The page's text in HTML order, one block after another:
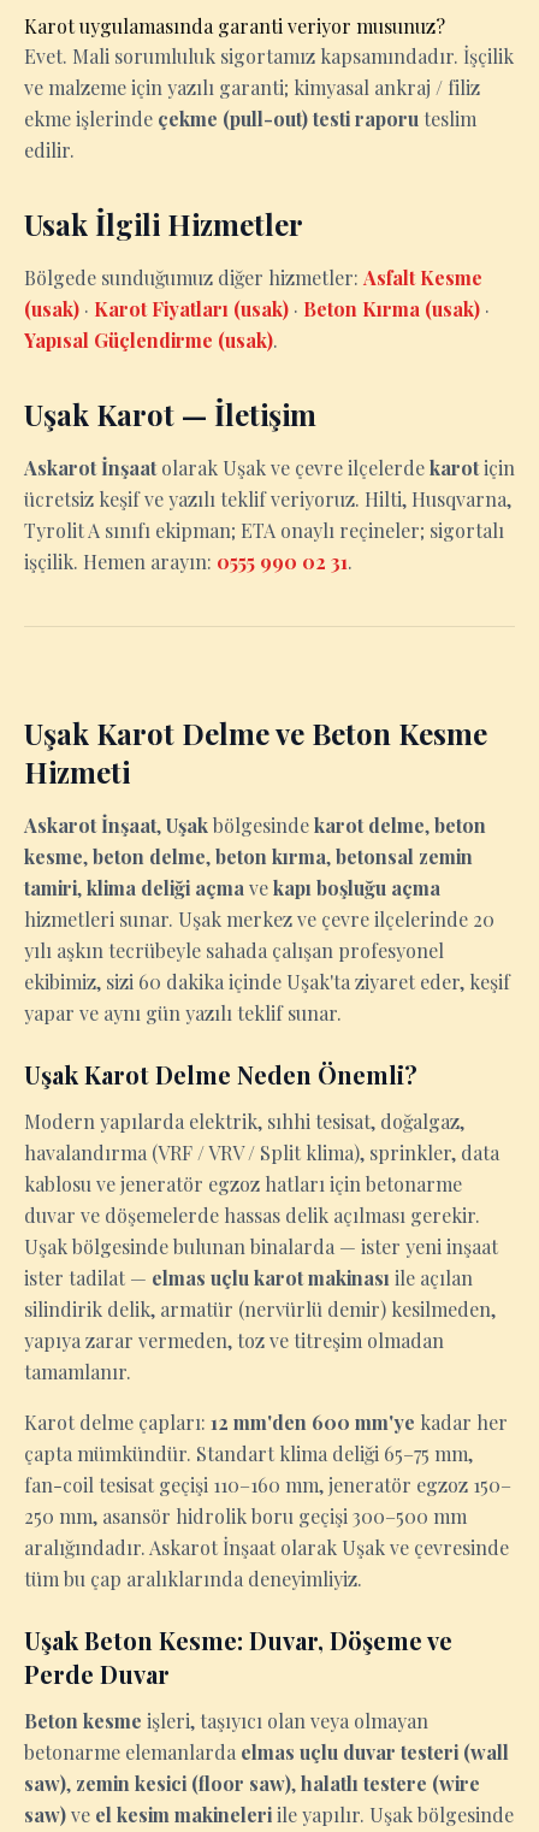
Karot uygulamasında garanti veriyor musunuz?
Evet. Mali sorumluluk sigortamız kapsamındadır. İşçilik
ve malzeme için yazılı garanti; kimyasal ankraj / filiz
ekme işlerinde çekme (pull-out) testi raporu teslim
edilir.
Usak İlgili Hizmetler
Bölgede sunduğumuz diğer hizmetler: Asfalt Kesme
(usak) · Karot Fiyatları (usak) · Beton Kırma (usak) ·
Yapısal Güçlendirme (usak).
Uşak Karot — İletişim
Askarot İnşaatolarak Uşak ve çevre ilçelerdekarotiçin
ücretsiz keşif ve yazılı teklif veriyoruz. Hilti, Husqvarna,
Tyrolit A sınıfı ekipman; ETA onaylı reçineler; sigortalı
işçilik. Hemen arayın: 0555 990 02 31.
Uşak Karot Delme ve Beton Kesme
Hizmeti
Askarot İnşaat,Uşakbölgesindekarot delme,beton
kesme,beton delme,beton kırma,betonsal zemin
tamiri,klima deliği açma vekapı boşluğu açma
hizmetleri sunar. Uşak merkez ve çevre ilçelerinde 20
yılı aşkın tecrübeyle sahada çalışan profesyonel
ekibimiz, sizi 60 dakika içinde Uşak'ta ziyaret eder, keşif
yapar ve aynı gün yazılı teklif sunar.
Uşak Karot Delme Neden Önemli?
Modern yapılarda elektrik, sıhhi tesisat, doğalgaz,
havalandırma (VRF / VRV / Split klima), sprinkler, data
kablosu ve jeneratör egzoz hatları için betonarme
duvar ve döşemelerde hassas delik açılması gerekir.
Uşak bölgesinde bulunan binalarda — ister yeni inşaat
ister tadilat — elmas uçlu karot makinası ile açılan
silindirik delik, armatür (nervürlü demir) kesilmeden,
yapıya zarar vermeden, toz ve titreşim olmadan
tamamlanır.
Karot delme çapları: 12 mm'den 600 mm'ye kadar her
çapta mümkündür. Standart klima deliği 65–75 mm,
fan-coil tesisat geçişi 110–160 mm, jeneratör egzoz 150–
250 mm, asansör hidrolik boru geçişi 300–500 mm
aralığındadır. Askarot İnşaat olarak Uşak ve çevresinde
tüm bu çap aralıklarında deneyimliyiz.
Uşak Beton Kesme: Duvar, Döşeme ve
Perde Duvar
Beton kesme işleri, taşıyıcı olan veya olmayan
betonarme elemanlarda elmas uçlu duvar testeri (wall
saw), zemin kesici (floor saw),halatlı testere (wire
saw)ve el kesim makineleriile yapılır. Uşak bölgesinde